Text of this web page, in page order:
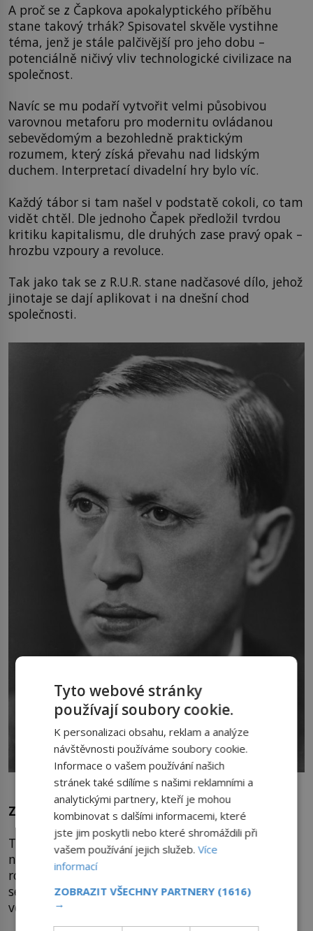
A proč se z Čapkova apokalyptického příběhu
stane takový trhák? Spisovatel skvěle vystihne
téma, jenž je stále palčivější pro jeho dobu –
potenciálně ničivý vliv technologické civilizace na
společnost.
Navíc se mu podaří vytvořit velmi působivou
varovnou metaforu pro modernitu ovládanou
sebevědomým a bezohledně praktickým
rozumem, který získá převahu nad lidským
duchem. Interpretací divadelní hry bylo víc.
Každý tábor si tam našel v podstatě cokoli, co tam
vidět chtěl. Dle jednoho Čapek předložil tvrdou
kritiku kapitalismu, dle druhých zase pravý opak –
hrozbu vzpoury a revoluce.
Tak jako tak se z R.U.R. stane nadčasové dílo, jehož
jinotaje se dají aplikovat i na dnešní chod
společnosti.
Roboti nakonec v Čapkově hře nad lidmi zvítězí.
Z kultury do vědy
Tvrdit, že Karel Čapek pojem robot vymyslel, by
nebylo správné. Podle Oxfordského slovníku je
robot stroj, který dokáže automaticky provádět
sérii složitých úkonů. Český literát mu však
vdechne nový rozměr a rozsah.
Tyto webové stránky
používají soubory cookie.
K personalizaci obsahu, reklam a analýze
návštěvnosti používáme soubory cookie.
Informace o vašem používání našich
stránek také sdílíme s našimi reklamními a
analytickými partnery, kteří je mohou
kombinovat s dalšími informacemi, které
jste jim poskytli nebo které shromáždili při
vašem používání jejich služeb.Více
informací
ZOBRAZIT VŠECHNY PARTNERY (1616)
→